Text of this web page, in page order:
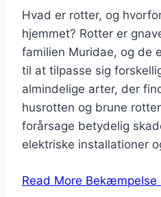
Hvad er rotter, og
hjemmet? Rotter er
familien Muridae, og de
til at tilpasse sig
almindelige arter, der
husrotten og brune
forårsage betydelig
elektriske installationer
Read More Bekæmpelse